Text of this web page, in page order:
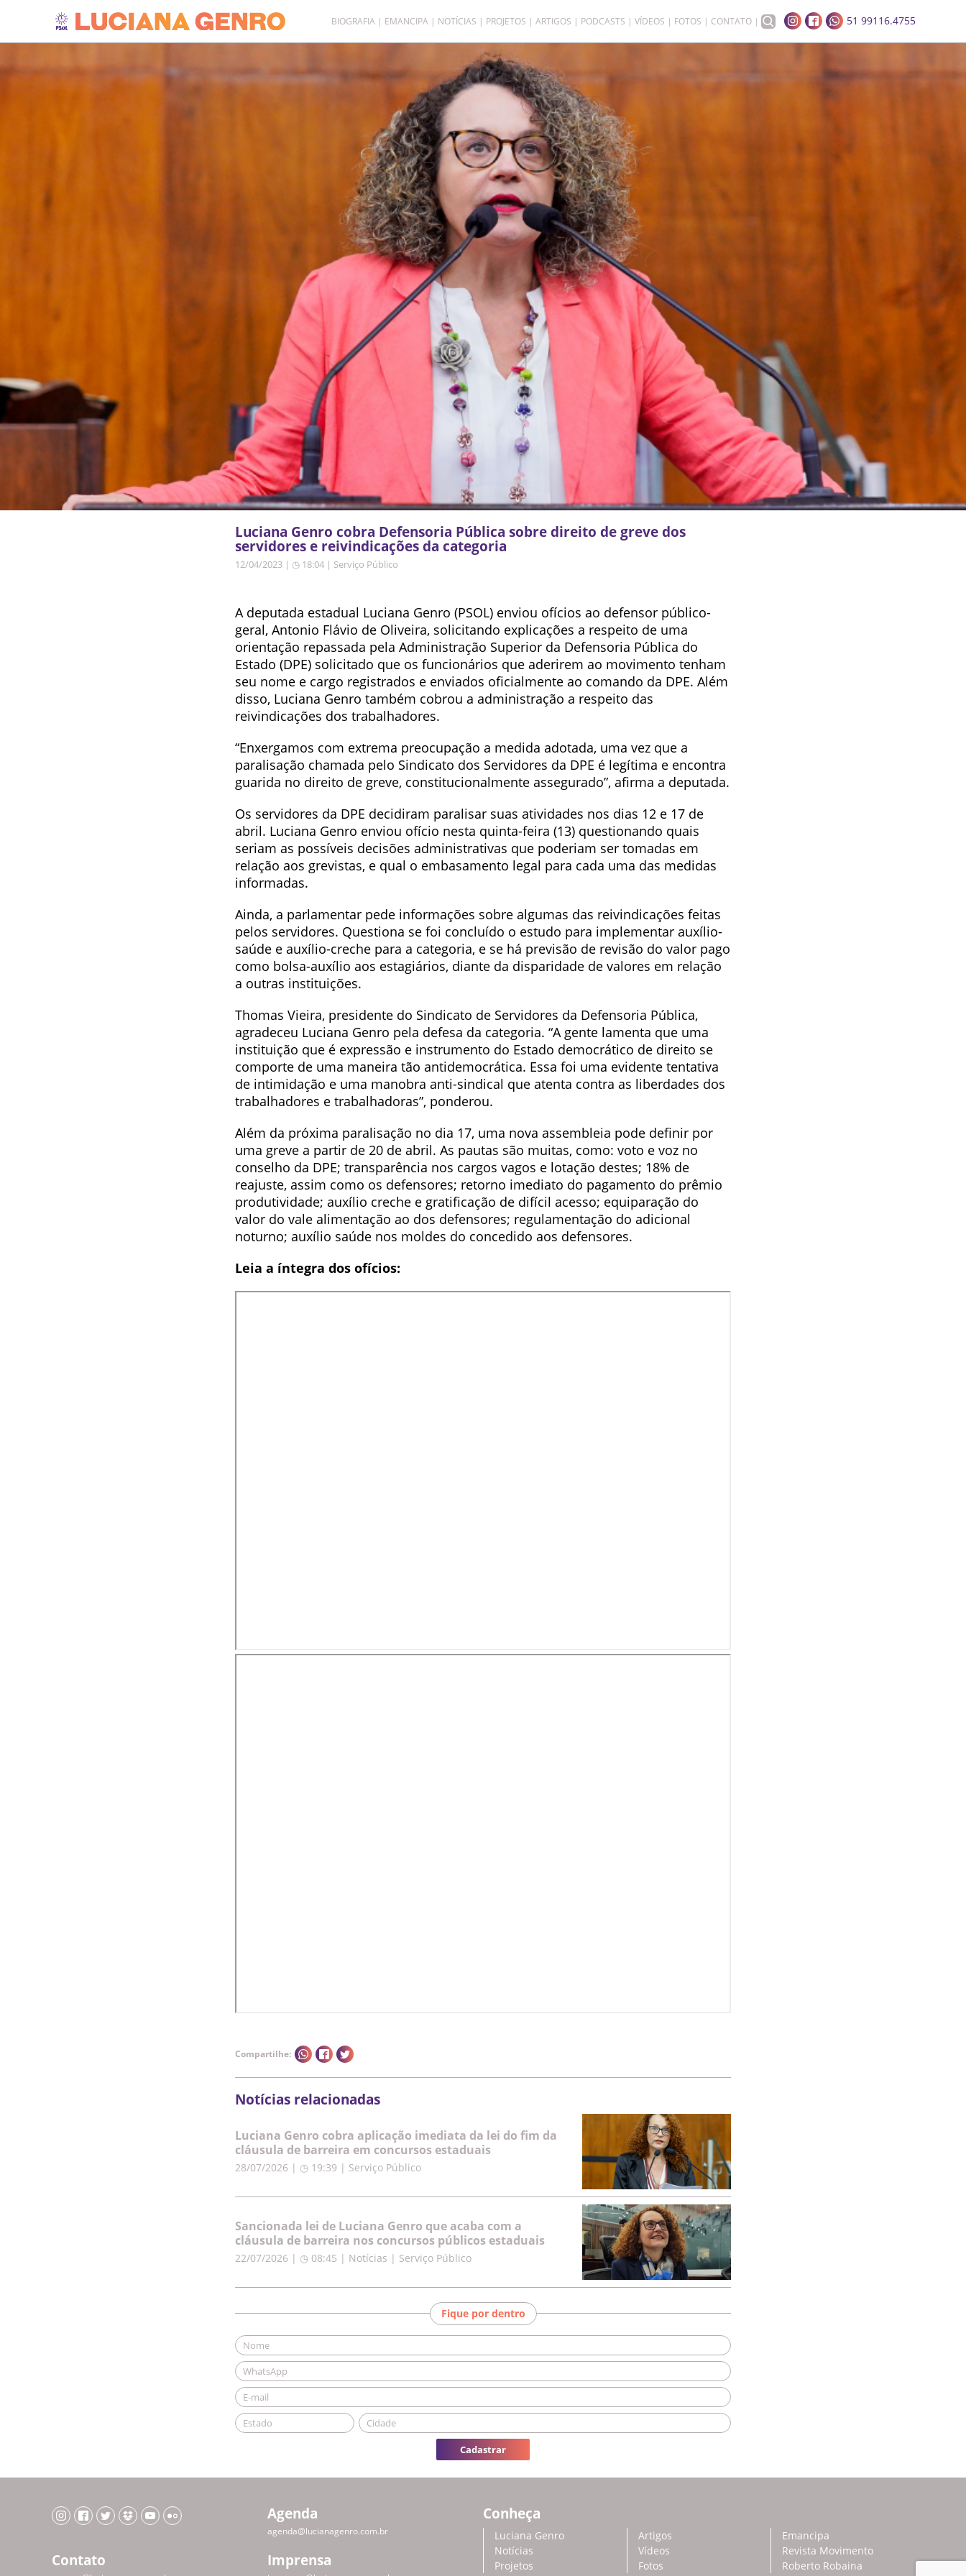
BIOGRAFIA EMANCIPA NOTÍCIAS PROJETOS ARTIGOS PODCASTS VÍDEOS FOTOS CONTATO 51 99116.4755
Luciana Genro cobra Defensoria Pública sobre direito de greve dos
servidores e reivindicações da categoria
12/04/2023 | ◷ 18:04 | Serviço Público
A deputada estadual Luciana Genro (PSOL) enviou ofícios ao defensor público-
geral, Antonio Flávio de Oliveira, solicitando explicações a respeito de uma
orientação repassada pela Administração Superior da Defensoria Pública do
Estado (DPE) solicitado que os funcionários que aderirem ao movimento tenham
seu nome e cargo registrados e enviados oficialmente ao comando da DPE. Além
disso, Luciana Genro também cobrou a administração a respeito das
reivindicações dos trabalhadores.
“Enxergamos com extrema preocupação a medida adotada, uma vez que a
paralisação chamada pelo Sindicato dos Servidores da DPE é legítima e encontra
guarida no direito de greve, constitucionalmente assegurado”, afirma a deputada.
Os servidores da DPE decidiram paralisar suas atividades nos dias 12 e 17 de
abril. Luciana Genro enviou ofício nesta quinta-feira (13) questionando quais
seriam as possíveis decisões administrativas que poderiam ser tomadas em
relação aos grevistas, e qual o embasamento legal para cada uma das medidas
informadas.
Ainda, a parlamentar pede informações sobre algumas das reivindicações feitas
pelos servidores. Questiona se foi concluído o estudo para implementar auxílio-
saúde e auxílio-creche para a categoria, e se há previsão de revisão do valor pago
como bolsa-auxílio aos estagiários, diante da disparidade de valores em relação
a outras instituições.
Thomas Vieira, presidente do Sindicato de Servidores da Defensoria Pública,
agradeceu Luciana Genro pela defesa da categoria. “A gente lamenta que uma
instituição que é expressão e instrumento do Estado democrático de direito se
comporte de uma maneira tão antidemocrática. Essa foi uma evidente tentativa
de intimidação e uma manobra anti-sindical que atenta contra as liberdades dos
trabalhadores e trabalhadoras”, ponderou.
Além da próxima paralisação no dia 17, uma nova assembleia pode definir por
uma greve a partir de 20 de abril. As pautas são muitas, como: voto e voz no
conselho da DPE; transparência nos cargos vagos e lotação destes; 18% de
reajuste, assim como os defensores; retorno imediato do pagamento do prêmio
produtividade; auxílio creche e gratificação de difícil acesso; equiparação do
valor do vale alimentação ao dos defensores; regulamentação do adicional
noturno; auxílio saúde nos moldes do concedido aos defensores.
Leia a íntegra dos ofícios:
Compartilhe:
Notícias relacionadas
Luciana Genro cobra aplicação imediata da lei do fim da
cláusula de barreira em concursos estaduais
28/07/2026 | ◷ 19:39 | Serviço Público
Sancionada lei de Luciana Genro que acaba com a
cláusula de barreira nos concursos públicos estaduais
22/07/2026 | ◷ 08:45 | Notícias | Serviço Público
Fique por dentro
Cadastrar
Agenda
agenda@lucianagenro.com.br
Contato Imprensa
Conheça
Luciana Genro
Notícias
Projetos
Artigos
Vídeos
Fotos
Emancipa
Revista Movimento
Roberto Robaina